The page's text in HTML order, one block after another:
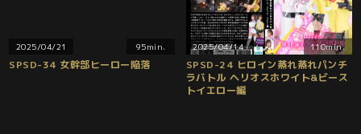
2025/04/21 95min.
SPSD-34 女幹部ヒーロー陥落
2025/04/14 110min.
SPSD-24 ヒロイン蒸れ蒸れパンチ
ラバトル ヘリオスホワイト&ビース
トイエロー編